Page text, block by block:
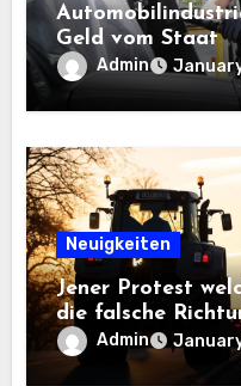
Geld vom Staat
Admin
Neuigkeiten
Jener Protest
die falsche
Admin